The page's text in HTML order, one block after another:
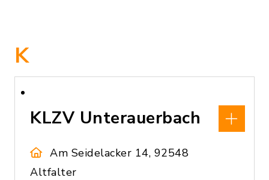
K
KLZV Unterauerbach
Am Seidelacker 14, 92548
Altfalter